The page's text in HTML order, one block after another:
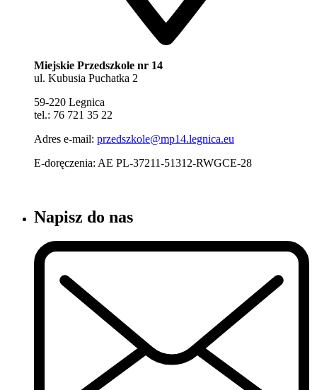
Miejskie Przedszkole nr 14
ul. Kubusia Puchatka 2
59-220 Legnica
tel.: 76 721 35 22
Adres e-mail: przedszkole@mp14.legnica.eu
E-doręczenia: AE PL-37211-51312-RWGCE-28
Napisz do nas